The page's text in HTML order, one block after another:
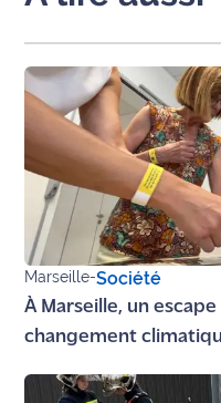
de Jeff
C'est
club
Coachs
Maritima
Bon
plan
sortie
contacter
Marseille-Société
À Marseille, un
changement